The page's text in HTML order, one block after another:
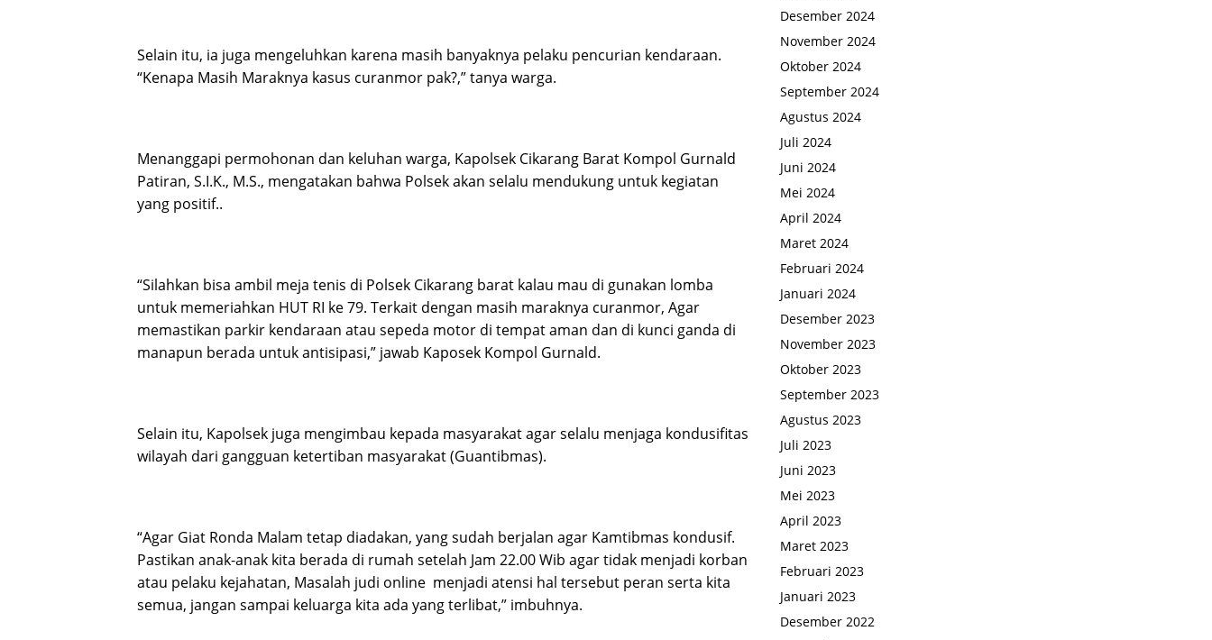
Selain itu, ia juga mengeluhkan karena masih banyaknya pelaku pencurian kendaraan.
“Kenapa Masih Maraknya kasus curanmor pak?,” tanya warga.
Menanggapi permohonan dan keluhan warga, Kapolsek Cikarang Barat Kompol Gurnald
Patiran, S.I.K., M.S., mengatakan bahwa Polsek akan selalu mendukung untuk kegiatan
yang positif..
“Silahkan bisa ambil meja tenis di Polsek Cikarang barat kalau mau di gunakan lomba
untuk memeriahkan HUT RI ke 79. Terkait dengan masih maraknya curanmor, Agar
memastikan parkir kendaraan atau sepeda motor di tempat aman dan di kunci ganda di
manapun berada untuk antisipasi,” jawab Kaposek Kompol Gurnald.
Selain itu, Kapolsek juga mengimbau kepada masyarakat agar selalu menjaga kondusifitas
wilayah dari gangguan ketertiban masyarakat (Guantibmas).
“Agar Giat Ronda Malam tetap diadakan, yang sudah berjalan agar Kamtibmas kondusif.
Pastikan anak-anak kita berada di rumah setelah Jam 22.00 Wib agar tidak menjadi korban
atau pelaku kejahatan, Masalah judi online menjadi atensi hal tersebut peran serta kita
semua, jangan sampai keluarga kita ada yang terlibat,” imbuhnya.
Desember 2024
November 2024
Oktober 2024
September 2024
Agustus 2024
Juli 2024
Juni 2024
Mei 2024
April 2024
Maret 2024
Februari 2024
Januari 2024
Desember 2023
November 2023
Oktober 2023
September 2023
Agustus 2023
Juli 2023
Juni 2023
Mei 2023
April 2023
Maret 2023
Februari 2023
Januari 2023
Desember 2022